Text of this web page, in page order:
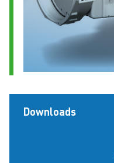
Downloads